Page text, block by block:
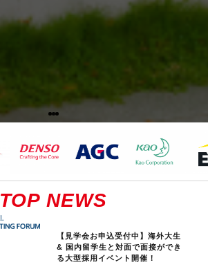
TOP NEWS
【見学会お申込受付中】海外大生
& 国内留学生と対面で面接ができ
る大型採用イベント開催！